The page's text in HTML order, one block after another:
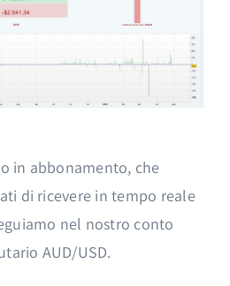
in abbonamento, che
di ricevere in tempo reale
nel nostro conto
AUD/USD.